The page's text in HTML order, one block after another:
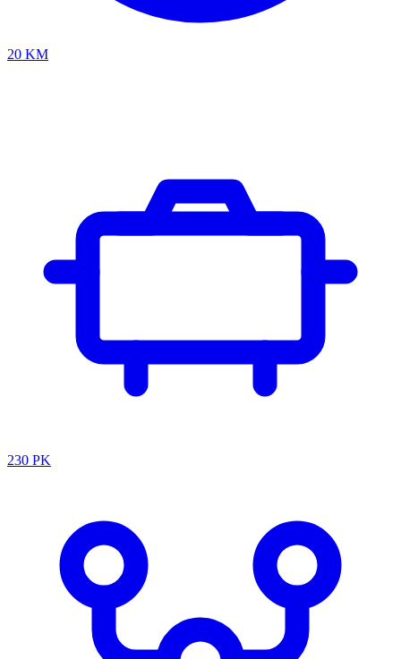
20 KM
230 PK